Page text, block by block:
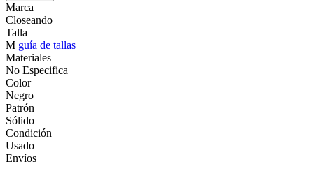
Marca
Closeando
Talla
M guía de tallas
Materiales
No Especifica
Color
Negro
Patrón
Sólido
Condición
Usado
Envíos